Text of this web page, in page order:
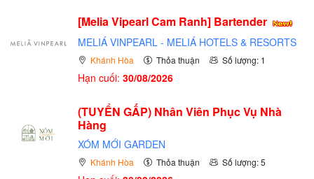
[Melia Vipearl Cam Ranh] Bartender
MELIÁ VINPEARL - MELIÁ HOTELS & RESORTS
Khánh Hòa Thỏa thuận Số lượng: 1
Hạn cuối: 30/08/2026
(TUYỂN GẤP) Nhân Viên Phục Vụ Nhà
Hàng
XÓM MỚI GARDEN
Khánh Hòa Thỏa thuận Số lượng: 5